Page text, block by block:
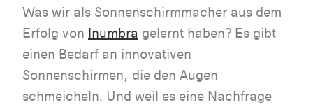
Was wir als Sonnenschirmmacher aus dem
Erfolg von Inumbra gelernt haben? Es gibt
einen Bedarf an innovativen
Sonnenschirmen, die den Augen
schmeicheln. Und weil es eine Nachfrage